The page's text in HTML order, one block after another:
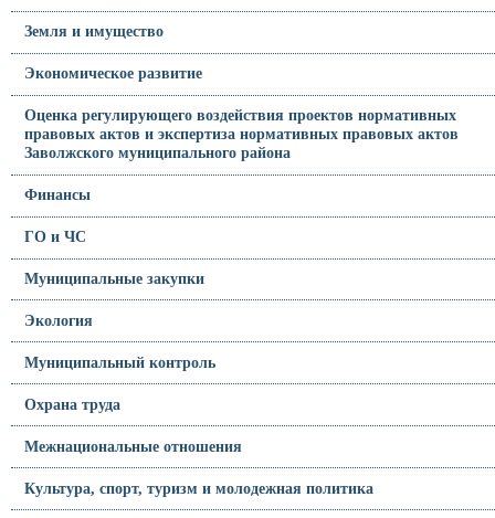
Земля и имущество
Экономическое развитие
Оценка регулирующего воздействия проектов нормативных
правовых актов и экспертиза нормативных правовых актов
Заволжского муниципального района
Финансы
ГО и ЧС
Муниципальные закупки
Экология
Муниципальный контроль
Охрана труда
Межнациональные отношения
Культура, спорт, туризм и молодежная политика